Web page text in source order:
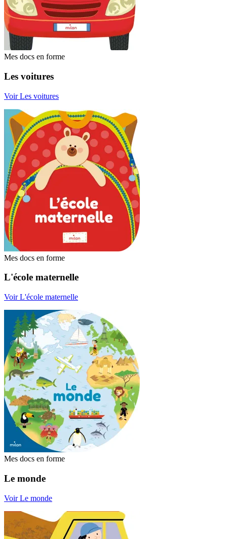
Mes docs en forme
Les voitures
Voir Les voitures
Mes docs en forme
L'école maternelle
Voir L'école maternelle
Mes docs en forme
Le monde
Voir Le monde